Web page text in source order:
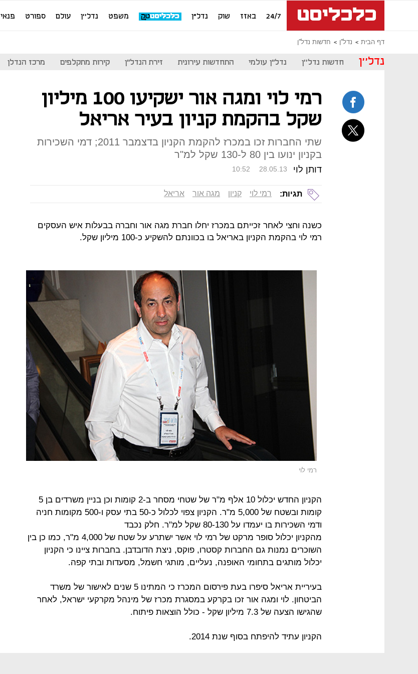
24/7 באזז שוק נדל"ן משפט נדל''ן עולם ספורט פנאי
דף הבית נדל''ן חדשות נדל''ן
נדל''ן חדשות נדל''ן נדל"ן עולמי התחדשות עירונית זירת הנדל"ן קירות מתקלפים מרכז הנדלן
רמי לוי ומגה אור ישקיעו 100 מיליון
שקל בהקמת קניון בעיר אריאל
שתי החברות זכו במכרז להקמת הקניון בדצמבר 2011; דמי השכירות
בקניון ינועו בין 80 ל-130 שקל למ"ר
דותן לוי 10:52 28.05.13
תגיות: רמי לוי קניון מגה אור אריאל
כשנה וחצי לאחר זכייתם במכרז יחלו חברת מגה אור וחברה בבעלות איש העסקים
רמי לוי בהקמת הקניון באריאל בו בכוונתם להשקיע כ-100 מיליון שקל.
רמי לוי
הקניון החדש יכלול 10 אלף מ"ר של שטחי מסחר ב-2 קומות וכן בניין משרדים בן 5
קומות ובשטח של 5,000 מ"ר. הקניון צפוי לכלול כ-50 בתי עסק ו-500 מקומות חניה
ודמי השכירות בו יעמדו על 80-130 שקל למ"ר. חלק נכבד
מהקניון יכלול סופר מרקט של רמי לוי אשר ישתרע על שטח של 4,000 מ"ר, כמו כן בין
השוכרים נמנות גם החברות קסטרו, פוקס, ניצת הדובדבן. בחברות ציינו כי הקניון
יכלול מותגים בתחומי האופנה, נעליים, מותגי חשמל, מסעדות ובתי קפה.
בעיריית אריאל סיפרו בעת פירסום המכרז כי המתינו 5 שנים לאישור של משרד
הביטחון. לוי ומגה אור זכו בקרקע במסגרת מכרז של מינהל מקרקעי ישראל, לאחר
שהגישו הצעה של 7.3 מיליון שקל - כולל הוצאות פיתוח.
הקניון עתיד להיפתח בסוף שנת 2014.